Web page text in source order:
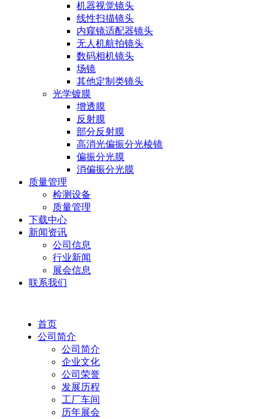
机器视觉镜头
线性扫描镜头
内窥镜适配器镜头
无人机航拍镜头
数码相机镜头
场镜
其他定制类镜头
光学镀膜
增透膜
反射膜
部分反射膜
高消光偏振分光棱镜
偏振分光膜
消偏振分光膜
质量管理
检测设备
质量管理
下载中心
新闻资讯
公司信息
行业新闻
展会信息
联系我们
首页
公司简介
公司简介
企业文化
公司荣誉
发展历程
工厂车间
历年展会